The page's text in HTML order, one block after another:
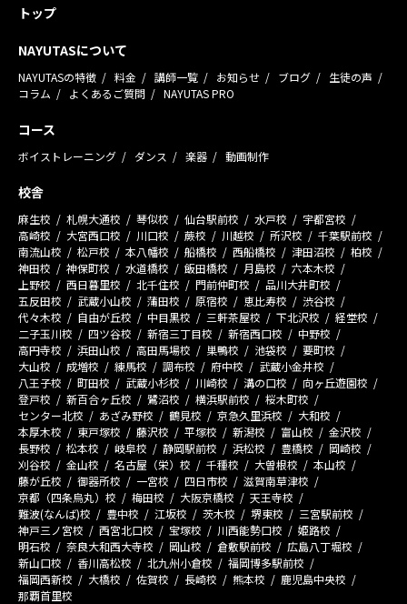
トップ
NAYUTASについて
NAYUTASの特徴 料金 講師一覧 お知らせ ブログ
生徒の声
コラム
よくあるご質問 NAYUTAS PRO
コース
ボイストレーニング ダンス 楽器 動画制作
校舎
麻生校 札幌大通校 琴似校 仙台駅前校 水戸校
宇都宮校
高崎校
大宮西口校 川口校 蕨校 川越校 所沢校
千葉駅前校
南流山校
松戸校 本八幡校 船橋校 西船橋校 津田沼校
柏校
神田校
神保町校 水道橋校 飯田橋校 月島校
六本木校
上野校
西日暮里校 北千住校 門前仲町校
品川大井町校
五反田校
武蔵小山校 蒲田校 原宿校 恵比寿校
渋谷校
代々木校
自由が丘校 中目黒校 三軒茶屋校 下北沢校
経堂校
二子玉川校
四ツ谷校 新宿三丁目校 新宿西口校
中野校
高円寺校
浜田山校 高田馬場校 巣鴨校 池袋校
要町校
大山校
成増校 練馬校 調布校 府中校
武蔵小金井校
八王子校
町田校 武蔵小杉校 川崎校 溝の口校
向ヶ丘遊園校
登戸校
新百合ヶ丘校 鷺沼校 横浜駅前校
桜木町校
センター北校
あざみ野校 鶴見校 京急久里浜校
大和校
本厚木校
東戸塚校 藤沢校 平塚校 新潟校 富山校
金沢校
長野校
松本校 岐阜校 静岡駅前校 浜松校 豊橋校
岡崎校
刈谷校
金山校 名古屋（栄）校 千種校 大曽根校
本山校
藤が丘校
御器所校 一宮校 四日市校
滋賀南草津校
京都（四条烏丸）校
梅田校 大阪京橋校
天王寺校
難波(なんば)校
豊中校 江坂校 茨木校 堺東校
三宮駅前校
神戸三ノ宮校
西宮北口校 宝塚校 川西能勢口校
姫路校
明石校
奈良大和西大寺校 岡山校 倉敷駅前校
広島八丁堀校
新山口校
香川高松校 北九州小倉校
福岡博多駅前校
福岡西新校
大橋校 佐賀校 長崎校 熊本校
鹿児島中央校
那覇首里校